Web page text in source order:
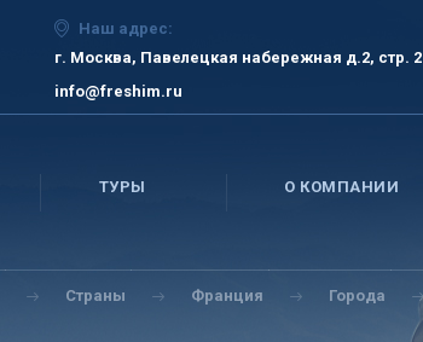
Наш адрес:
г. Москва, Павелецкая набережная д.2, стр. 2
info@freshim.ru
ТУРЫ О КОМПАНИИ
Страны Франция Города